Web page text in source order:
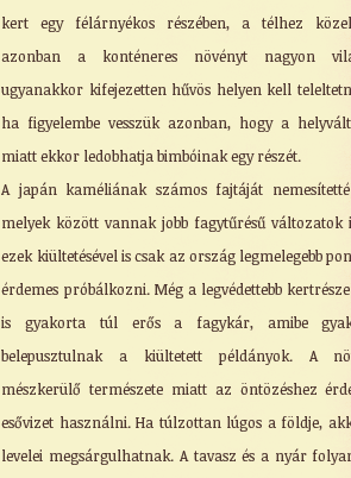
kert egy félárnyékos részében, a télhez
azonban a konténeres növényt nagyon
ugyanakkor kifejezetten hűvös helyen kell
ha figyelembe vesszük azonban, hogy a
miatt ekkor ledobhatja bimbóinak egy részét.
A japán kaméliának számos fajtáját
melyek között vannak jobb fagytűrésű változatok
ezek kiültetésével is csak az ország legmelegebb
érdemes próbálkozni. Még a legvédettebb
is gyakorta túl erős a fagykár, amibe
belepusztulnak a kiültetett példányok. A
mészkerülő természete miatt az öntözéshez
esővizet használni. Ha túlzottan lúgos a földje,
levelei megsárgulhatnak. A tavasz és a nyár